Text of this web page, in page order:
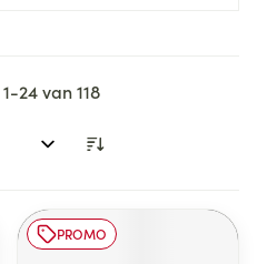
1-24van118
PROMO